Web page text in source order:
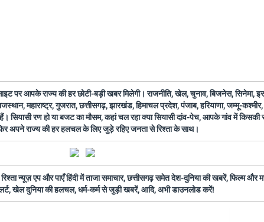
पर आपके राज्य की हर छोटी-बड़ी खबर मिलेगी। राजनीति, खेल, चुनाव, बिजनेस, सिनेमा,
महाराष्ट्र, गुजरात, छत्तीसगढ़, झारखंड, हिमाचल प्रदेश, पंजाब, हरियाणा, जम्मू-
सियासी रण हो या बजट का मौसम, कहां चल रहा क्या सियासी दांव-पेच, आपके गांव में
अपने राज्य की हर हलचल के लिए जुड़े रहिए जनता से रिश्ता के साथ।
न्यूज़ एप और पाएँ हिंदी में ताजा समाचार, छत्तीसगढ़ समेत देश-दुनिया की खबरें, फिल्म और
खेल दुनिया की हलचल, धर्म-कर्म से जुड़ी खबरें, आदि, अभी डाउनलोड करें!